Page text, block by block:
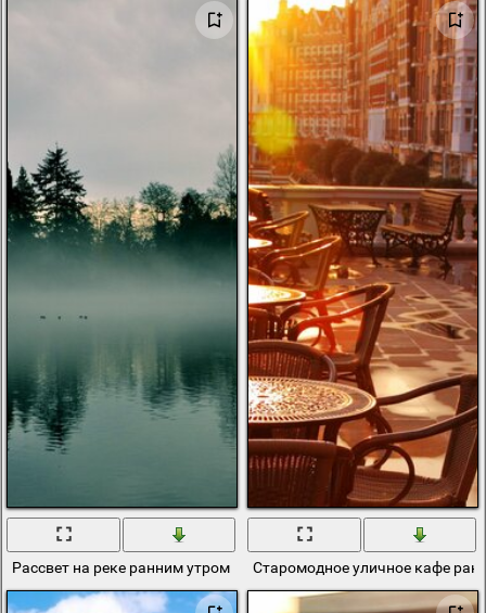
Рассвет на реке ранним утром Старомодное уличное кафе